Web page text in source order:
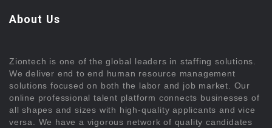
About Us
Ziontech is one of the global leaders in staffing solutions.
We deliver end to end human resource management
solutions focused on both the labor and job market. Our
online professional talent platform connects businesses of
all shapes and sizes with high-quality applicants and vice
versa. We have a vigorous network of quality candidates